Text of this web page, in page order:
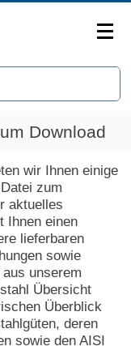
Download
wir Ihnen einige
zum
aktuelles
Ihnen einen
lieferbaren
sowie
unserem
Übersicht
Überblick
deren
sowie den AISI